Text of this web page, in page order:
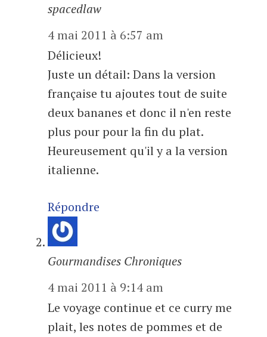
spacedlaw
4 mai 2011 à 6:57 am
Délicieux!
Juste un détail: Dans la version
française tu ajoutes tout de suite
deux bananes et donc il n'en reste
plus pour pour la fin du plat.
Heureusement qu'il y a la version
italienne.
Répondre
Gourmandises Chroniques
4 mai 2011 à 9:14 am
Le voyage continue et ce curry me
plait, les notes de pommes et de